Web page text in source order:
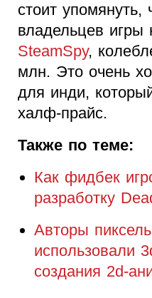
стоит упомянуть,
владельцев игры
SteamSpy,
млн. Это очень
для инди,
халф-прайс.
Также по теме:
Как фидбек
разработку
Авторы
использовали
создания 2d-